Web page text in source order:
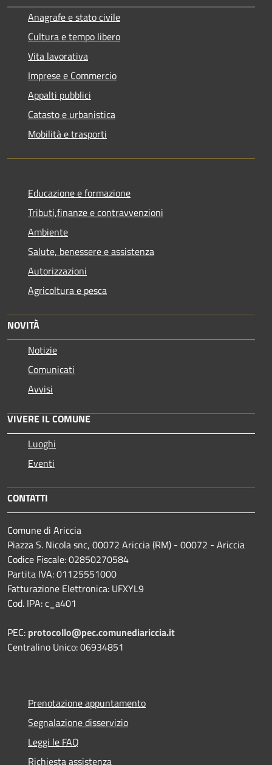
Anagrafe e stato civile
Cultura e tempo libero
Vita lavorativa
Imprese e Commercio
Appalti pubblici
Catasto e urbanistica
Mobilità e trasporti
Educazione e formazione
Tributi,finanze e contravvenzioni
Ambiente
Salute, benessere e assistenza
Autorizzazioni
Agricoltura e pesca
NOVITÀ
Notizie
Comunicati
Avvisi
VIVERE IL COMUNE
Luoghi
Eventi
CONTATTI
Comune di Ariccia
Piazza S. Nicola snc, 00072 Ariccia (RM) - 00072 - Ariccia
Codice Fiscale: 02850270584
Partita IVA: 01125551000
Fatturazione Elettronica: UFXYL9
Cod. IPA: c_a401
PEC: protocollo@pec.comunediariccia.it
Centralino Unico: 06934851
Prenotazione appuntamento
Segnalazione disservizio
Leggi le FAQ
Richiesta assistenza